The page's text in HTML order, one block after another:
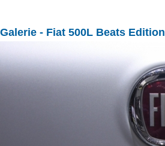
Galerie - Fiat 500L Beats Edition